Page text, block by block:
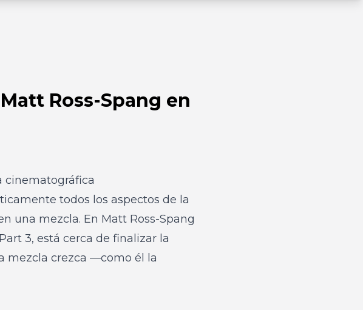
Ross-Spang en
cinematográfica
todos los aspectos de la
una mezcla. En Matt Ross-Spang
3, está cerca de finalizar la
mezcla crezca —como él la